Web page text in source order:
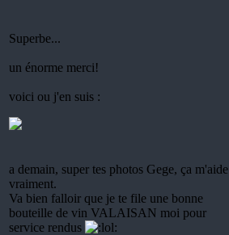
Superbe...
un énorme merci!
voici ou j'en suis :
a demain, super tes photos Gege, ça m'aide
vraiment.
Va bien falloir que je te file une bonne
bouteille de vin VALAISAN moi pour
service rendus